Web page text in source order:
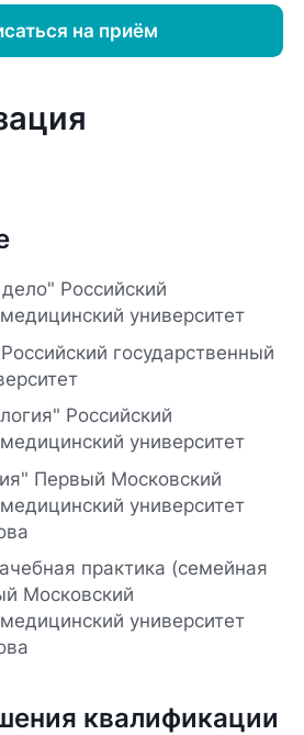
на приём
Российский
университет
государственный
Российский
университет
Первый Московский
университет
практика (семейная
Московский
университет
квалификации